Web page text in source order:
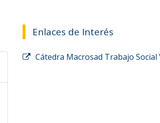
Enlaces de Interés
Cátedra Macrosad Trabajo Social